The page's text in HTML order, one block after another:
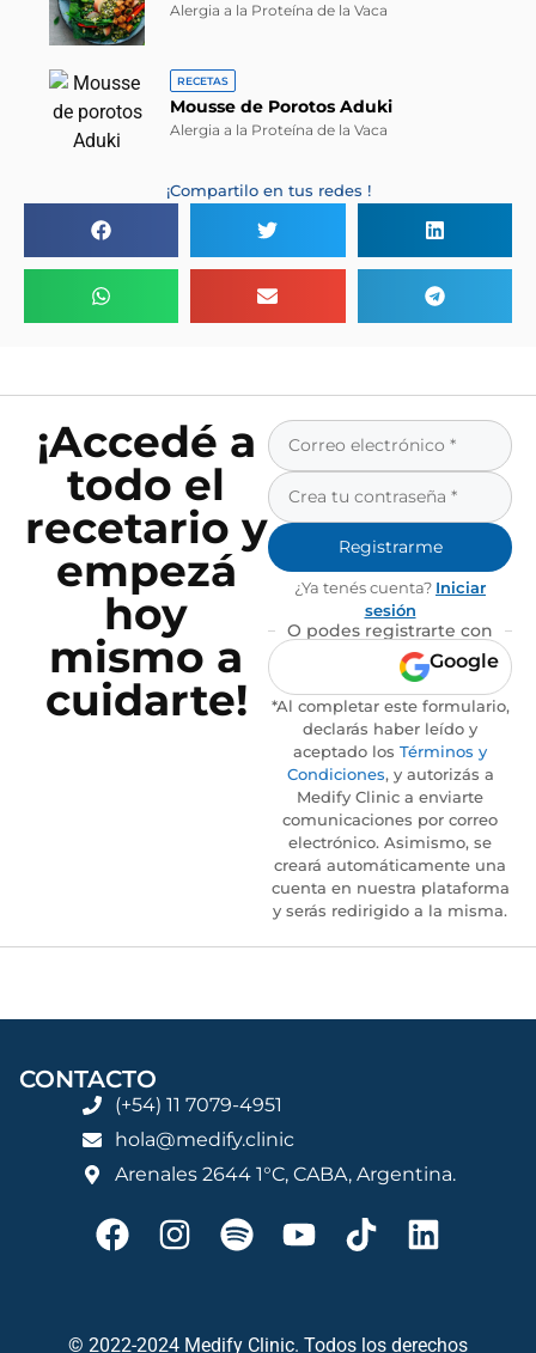
Alergia a la Proteína de la Vaca
RECETAS
Mousse de Porotos Aduki
Alergia a la Proteína de la Vaca
¡Compartilo en tus redes !
¡Accedé a
todo el
recetario y
empezá
hoy
mismo a
cuidarte!
Registrarme
¿Ya tenés cuenta? Iniciar
sesión
O podes registrarte con
Google
*Al completar este formulario,
declarás haber leído y
aceptado los Términos y
Condiciones, y autorizás a
Medify Clinic a enviarte
comunicaciones por correo
electrónico. Asimismo, se
creará automáticamente una
cuenta en nuestra plataforma
y serás redirigido a la misma.
CONTACTO
(+54) 11 7079-4951
hola@medify.clinic
Arenales 2644 1°C, CABA, Argentina.
© 2022-2024 Medify Clinic. Todos los derechos